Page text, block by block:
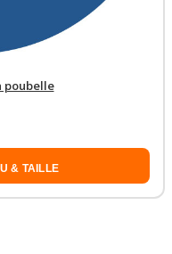
poubelle
& TAILLE